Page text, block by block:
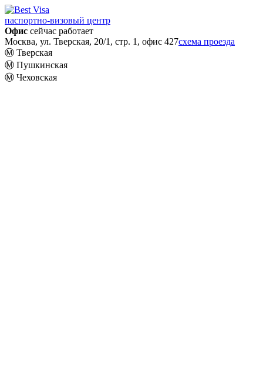
паспортно-визовый центр
Офис сейчас работает
Москва, ул. Тверская, 20/1, стр. 1, офис 427схема проезда
Ⓜ️ Тверская
Ⓜ️ Пушкинская
Ⓜ️ Чеховская